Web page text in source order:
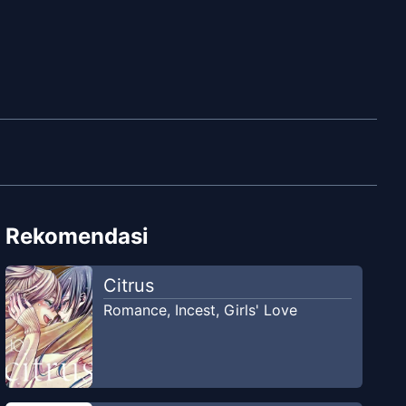
Rekomendasi
Citrus
Romance, Incest, Girls' Love